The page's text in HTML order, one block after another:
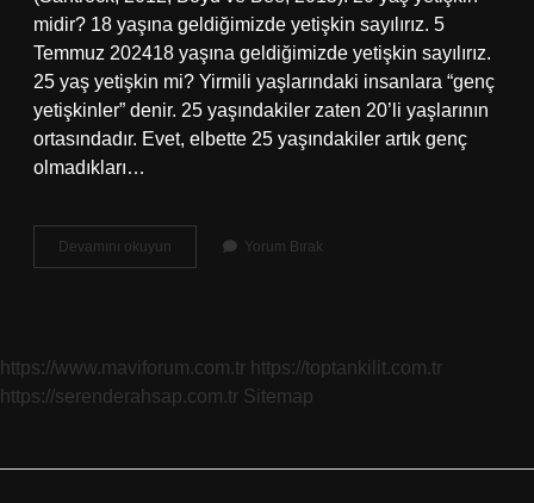
midir? 18 yaşına geldiğimizde yetişkin sayılırız. 5
Temmuz 202418 yaşına geldiğimizde yetişkin sayılırız.
25 yaş yetişkin mi? Yirmili yaşlarındaki insanlara “genç
yetişkinler” denir. 25 yaşındakiler zaten 20’li yaşlarının
ortasındadır. Evet, elbette 25 yaşındakiler artık genç
olmadıkları…
Devamını okuyun
Yaş
Yorum Bırak
https://www.maviforum.com.tr https://toptankilit.com.tr
https://serenderahsap.com.tr Sitemap